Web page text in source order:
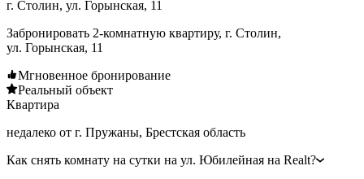
г. Столин, ул. Горынская, 11
Забронировать 2-комнатную квартиру, г. Столин,
ул. Горынская, 11
Мгновенное бронирование
Реальный объект
Квартира
недалеко от г. Пружаны, Брестская область
Как снять комнату на сутки на ул. Юбилейная на Realt?